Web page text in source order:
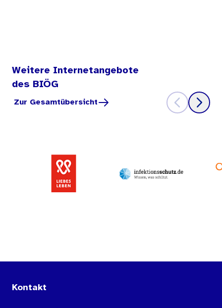
Weitere Internetangebote
des BIÖG
Zur Gesamtübersicht
Kontakt